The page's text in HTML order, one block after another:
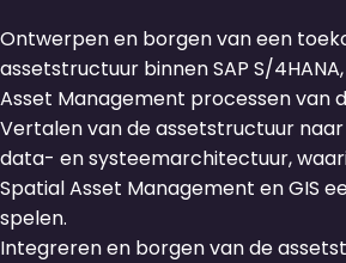
Ontwerpen en borgen van een
assetstructuur binnen SAP S/
Asset Management processen van
Vertalen van de assetstructuur
data- en systeemarchitectuur,
Spatial Asset Management en GIS
spelen.
Integreren en borgen van de